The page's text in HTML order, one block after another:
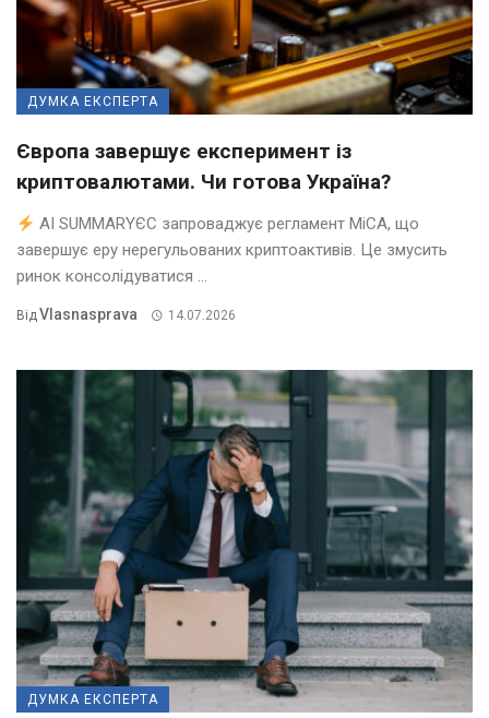
ДУМКА ЕКСПЕРТА
Європа завершує експеримент із
криптовалютами. Чи готова Україна?
AI SUMMARYЄС запроваджує регламент MiCA, що
завершує еру нерегульованих криптоактивів. Це змусить
ринок консолідуватися ...
ВідVlasnasprava 14.07.2026
ДУМКА ЕКСПЕРТА